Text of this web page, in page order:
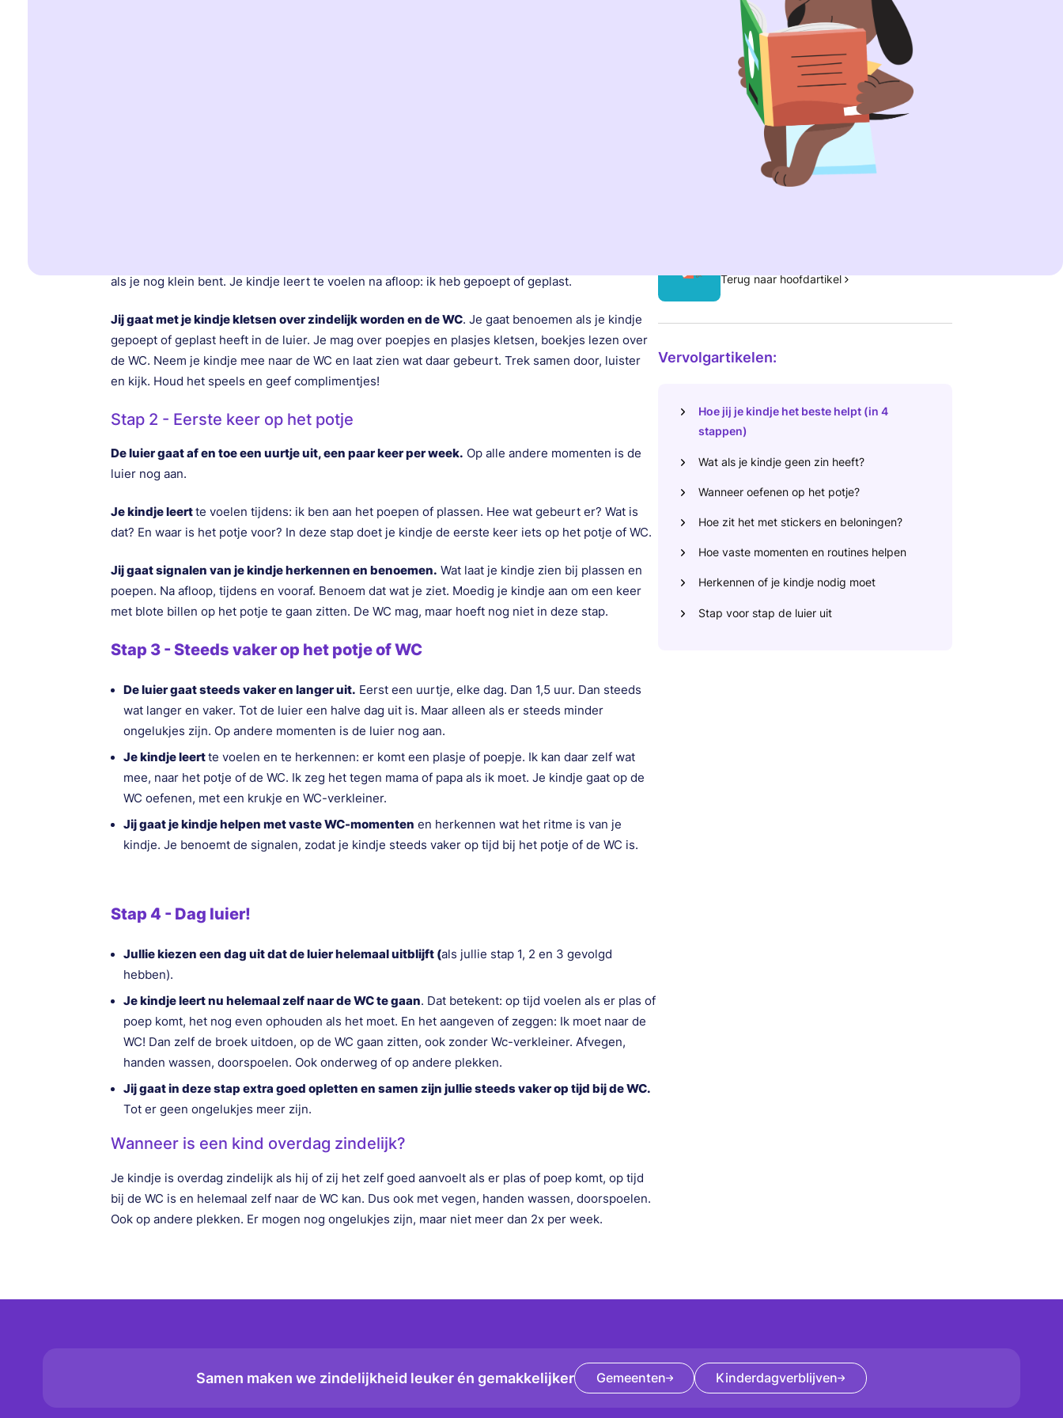
als je nog klein bent. Je kindje leert te voelen na afloop: ik heb gepoept of geplast.
Jij gaat met je kindje kletsen over zindelijk worden en de WC. Je gaat benoemen als je kindje
gepoept of geplast heeft in de luier. Je mag over poepjes en plasjes kletsen, boekjes lezen over
de WC. Neem je kindje mee naar de WC en laat zien wat daar gebeurt. Trek samen door, luister
en kijk. Houd het speels en geef complimentjes!
Stap 2 - Eerste keer op het potje
De luier gaat af en toe een uurtje uit, een paar keer per week. Op alle andere momenten is de
luier nog aan.
Je kindje leertte voelen tijdens: ik ben aan het poepen of plassen. Hee wat gebeurt er? Wat is
dat? En waar is het potje voor? In deze stap doet je kindje de eerste keer iets op het potje of WC.
Jij gaat signalen van je kindje herkennen en benoemen. Wat laat je kindje zien bij plassen en
poepen. Na afloop, tijdens en vooraf. Benoem dat wat je ziet. Moedig je kindje aan om een keer
met blote billen op het potje te gaan zitten. De WC mag, maar hoeft nog niet in deze stap.
Stap 3 - Steeds vaker op het potje of WC
De luier gaat steeds vaker en langer uit. Eerst een uurtje, elke dag. Dan 1,5 uur. Dan steeds
wat langer en vaker. Tot de luier een halve dag uit is. Maar alleen als er steeds minder
ongelukjes zijn. Op andere momenten is de luier nog aan.
Je kindje leertte voelen en te herkennen: er komt een plasje of poepje. Ik kan daar zelf wat
mee, naar het potje of de WC. Ik zeg het tegen mama of papa als ik moet. Je kindje gaat op de
WC oefenen, met een krukje en WC-verkleiner.
Jij gaat je kindje helpen met vaste WC-momenten en herkennen wat het ritme is van je
kindje. Je benoemt de signalen, zodat je kindje steeds vaker op tijd bij het potje of de WC is.
Stap 4 - Dag luier!
Jullie kiezen een dag uit dat de luier helemaal uitblijft (als jullie stap 1, 2 en 3 gevolgd
hebben).
Je kindje leert nu helemaal zelf naar de WC te gaan. Dat betekent: op tijd voelen als er plas of
poep komt, het nog even ophouden als het moet. En het aangeven of zeggen: Ik moet naar de
WC! Dan zelf de broek uitdoen, op de WC gaan zitten, ook zonder Wc-verkleiner. Afvegen,
handen wassen, doorspoelen. Ook onderweg of op andere plekken.
Jijgaat in deze stap extra goed opletten en samen zijn jullie steeds vaker op tijd bij de WC.
Tot er geen ongelukjes meer zijn.
Wanneer is een kind overdag zindelijk?
Je kindje is overdag zindelijk als hij of zij het zelf goed aanvoelt als er plas of poep komt, op tijd
bij de WC is en helemaal zelf naar de WC kan. Dus ook met vegen, handen wassen, doorspoelen.
Ook op andere plekken. Er mogen nog ongelukjes zijn, maar niet meer dan 2x per week.
Gecheckt door:
Claudia Werner PhD
Deskundigen dragen bij aan betrouwbare informatie in onze
Meer informatie
Terug naar hoofdartikel
Vervolgartikelen:
Hoe jij je kindje het beste helpt (in 4
stappen)
Wat als je kindje geen zin heeft?
Wanneer oefenen op het potje?
Hoe zit het met stickers en beloningen?
Hoe vaste momenten en routines helpen
Herkennen of je kindje nodig moet
Stap voor stap de luier uit
Samen maken we zindelijkheid leuker én gemakkelijker Gemeenten Kinderdagverblijven